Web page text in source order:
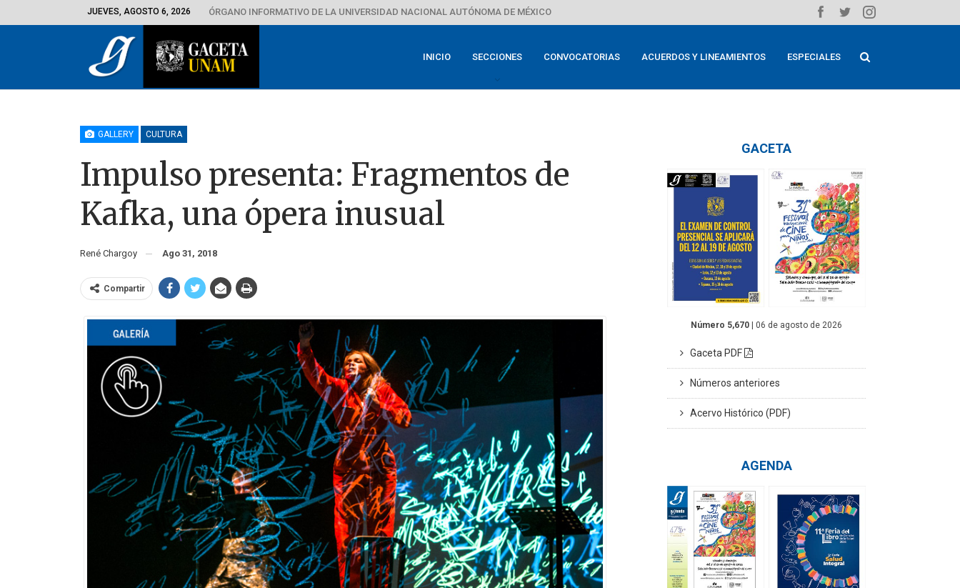
JUEVES, AGOSTO 6, 2026 ÓRGANO INFORMATIVO DE LA UNIVERSIDAD NACIONAL AUTÓNOMA DE MÉXICO
INICIO SECCIONES CONVOCATORIAS ACUERDOS Y LINEAMIENTOS ESPECIALES
GALLERY CULTURA
Impulso presenta: Fragmentos de
Kafka, una ópera inusual
René Chargoy Ago 31, 2018
Compartir
GACETA
Número 5,670 | 06 de agosto de 2026
Gaceta PDF
Números anteriores
Acervo Histórico (PDF)
AGENDA